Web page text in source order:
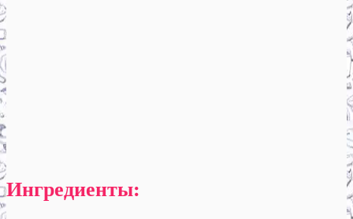
Ингредиенты: